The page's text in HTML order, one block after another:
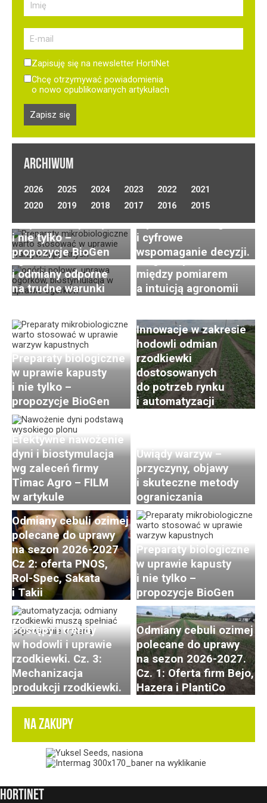
Zapisuję się na newsletter HortiNet
Chcę otrzymywać powiadomienia
o nowo opublikowanych artykułach
ARCHIWUM
2026 2025 2024 2023 2022
2021
2020
2019 2018 2017 2016 2015
Preparaty biologiczne
w uprawie kapusty
i nie tylko –
propozycje BioGen
nawadniania w uprawie
warzyw polowych.
Wybór technologii
i cyfrowe
wspomaganie decyzji.
Uprawa ogórków
(polowych) –
wyzwania, nowoczesna
agrotechnika
i odmiany odporne
na trudne warunki
Diagnostyka roślin –
między pomiarem
a intuicją agronomii
Preparaty biologiczne
w uprawie kapusty
i nie tylko –
propozycje BioGen
Postępy i trendy
Innowacje w zakresie
hodowli odmian
rzodkiewki
dostosowanych
do potrzeb rynku
i automatyzacji
Efektywne nawożenie
dyni i biostymulacja
wg zaleceń firmy
Timac Agro – FILM
w artykule
Uwiądy warzyw –
przyczyny, objawy
i skuteczne metody
ograniczania
Odmiany cebuli ozimej
polecane do uprawy
na sezon 2026-2027
Cz 2: oferta PNOS,
Rol-Spec, Sakata
i Takii
Preparaty biologiczne
w uprawie kapusty
i nie tylko –
propozycje BioGen
Postępy i trendy
w hodowli i uprawie
rzodkiewki. Cz. 3:
Mechanizacja
produkcji rzodkiewki.
Odmiany cebuli ozimej
polecane do uprawy
na sezon 2026-2027.
Cz. 1: Oferta firm Bejo,
Hazera i PlantiCo
NA ZAKUPY
HortiNet